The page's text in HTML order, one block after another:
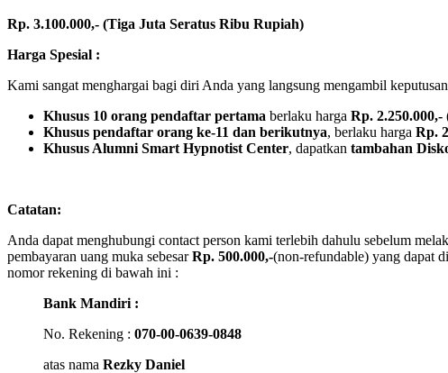
Rp. 3.100.000,- (Tiga Juta Seratus Ribu Rupiah)
Harga Spesial :
Kami sangat menghargai bagi diri Anda yang langsung mengambil
Khusus 10 orang pendaftar pertama berlaku harga Rp.
Khusus pendaftar orang ke-11 dan berikutnya, berlaku harga Rp.
Khusus Alumni Smart Hypnotist Center, dapatkan tambahan
Catatan:
Anda dapat menghubungi contact person kami terlebih dahulu sebelum
pembayaran uang muka sebesarRp. 500.000,-(non-refundable) yang dapat
nomor rekening di bawah ini :
Bank Mandiri :
No. Rekening : 070-00-0639-0848
atas nama Rezky Daniel